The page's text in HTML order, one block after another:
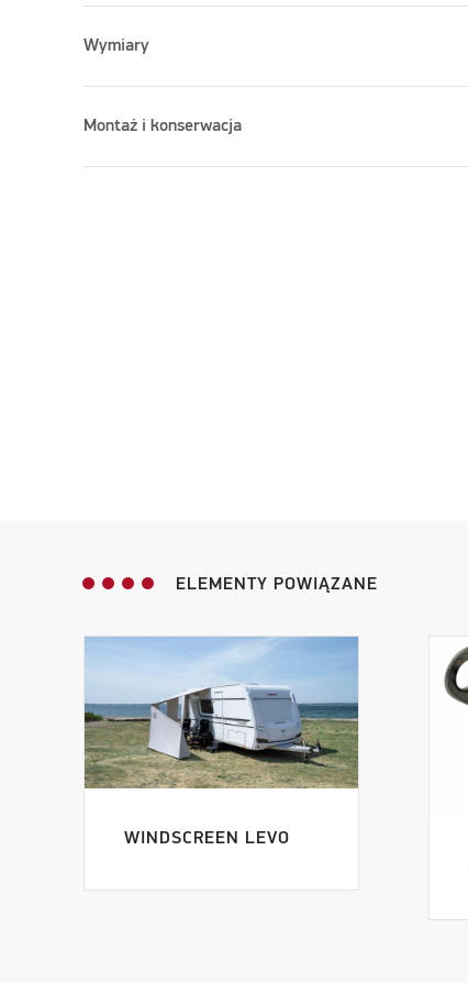
Wymiary
Montaż i konserwacja
ELEMENTY POWIĄZANE
WINDSCREEN LEVO